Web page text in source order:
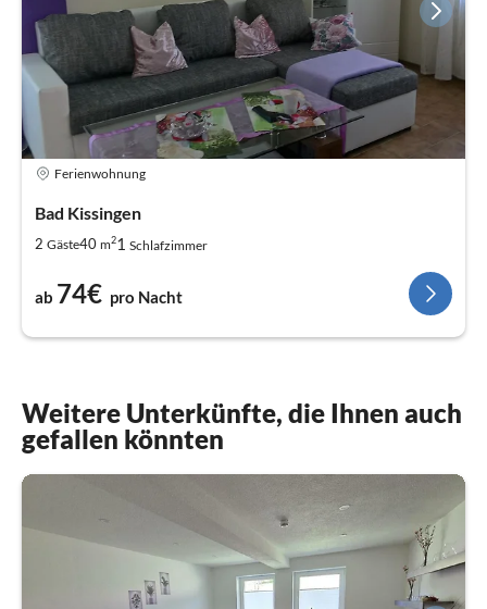
Ferienwohnung
Bad Kissingen
2 Gäste40 m21 Schlafzimmer
ab 74€ pro Nacht
Weitere Unterkünfte, die Ihnen auch
gefallen könnten